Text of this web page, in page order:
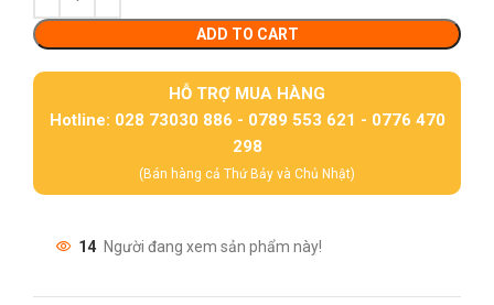
ADD TO CART
HỖ TRỢ MUA HÀNG
Hotline: 028 73030 886 - 0789 553 621 - 0776 470
298
(Bán hàng cả Thứ Bảy và Chủ Nhật)
14 Người đang xem sản phẩm này!